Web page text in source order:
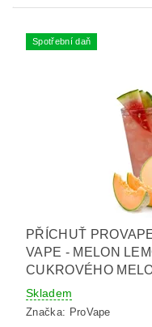
Spotřební daň
PŘÍCHUŤ
VAPE - MELON
CUKROVÉHO
Skladem
Značka: ProVape